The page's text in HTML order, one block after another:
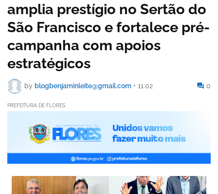
amplia prestígio no Sertão do
São Francisco e fortalece pré-
campanha com apoios
estratégicos
by blogbenjaminleite@gmail.com • 11:02 0
PREFEITURA DE FLORES